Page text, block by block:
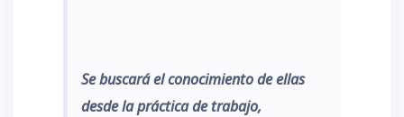
Se buscará el conocimiento de ellas
desde la práctica de trabajo,